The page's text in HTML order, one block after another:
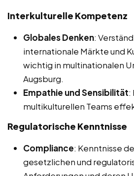
Interkulturelle Kompetenz
Globales Denken:
internationale Märkte und
wichtig in multinationalen
Augsburg.
Empathie und Sensibilität:
multikulturellen Teams
Regulatorische Kenntnisse
Compliance: Kenntnisse
gesetzlichen und